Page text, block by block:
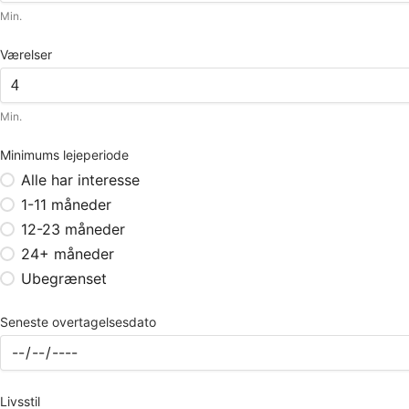
Min.
Værelser
Min.
Minimums lejeperiode
Alle har interesse
1-11 måneder
12-23 måneder
24+ måneder
Ubegrænset
Seneste overtagelsesdato
Livsstil